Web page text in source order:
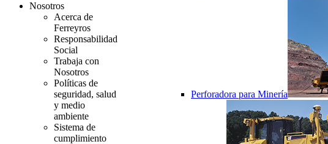
Nosotros
Acerca de
Ferreyros
Responsabilidad
Social
Trabaja con
Nosotros
Políticas de
seguridad, salud
y medio
ambiente
Sistema de
cumplimiento
Perforadora para Minería